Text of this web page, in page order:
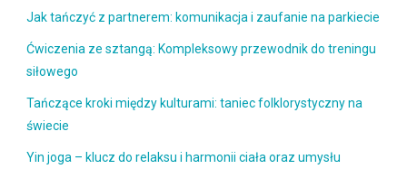
Jak tańczyć z partnerem: komunikacja i zaufanie na parkiecie
Ćwiczenia ze sztangą: Kompleksowy przewodnik do treningu
siłowego
Tańczące kroki między kulturami: taniec folklorystyczny na
świecie
Yin joga – klucz do relaksu i harmonii ciała oraz umysłu